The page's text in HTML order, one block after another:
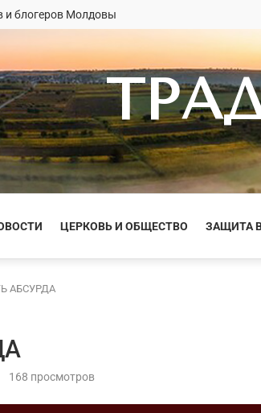
и блогеров Молдовы
ЦЕРКОВЬ И ОБЩЕСТВО ЗАЩИТА
АБСУРДА
168 просмотров